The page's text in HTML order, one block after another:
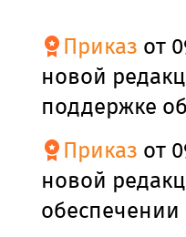
Приказ от
новой
поддержке
Приказ от
новой